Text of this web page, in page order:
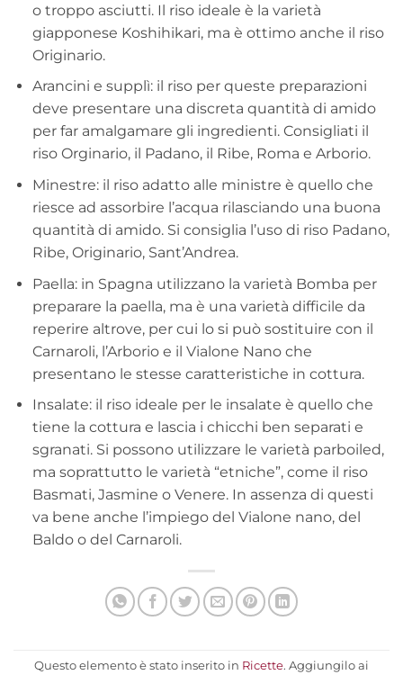
o troppo asciutti. Il riso ideale è la varietà
giapponese Koshihikari, ma è ottimo anche il riso
Originario.
Arancini e supplì: il riso per queste preparazioni
deve presentare una discreta quantità di amido
per far amalgamare gli ingredienti. Consigliati il
riso Orginario, il Padano, il Ribe, Roma e Arborio.
Minestre: il riso adatto alle ministre è quello che
riesce ad assorbire l’acqua rilasciando una buona
quantità di amido. Si consiglia l’uso di riso Padano,
Ribe, Originario, Sant’Andrea.
Paella: in Spagna utilizzano la varietà Bomba per
preparare la paella, ma è una varietà difficile da
reperire altrove, per cui lo si può sostituire con il
Carnaroli, l’Arborio e il Vialone Nano che
presentano le stesse caratteristiche in cottura.
Insalate: il riso ideale per le insalate è quello che
tiene la cottura e lascia i chicchi ben separati e
sgranati. Si possono utilizzare le varietà parboiled,
ma soprattutto le varietà “etniche”, come il riso
Basmati, Jasmine o Venere. In assenza di questi
va bene anche l’impiego del Vialone nano, del
Baldo o del Carnaroli.
Questo elemento è stato inserito in Ricette. Aggiungilo ai